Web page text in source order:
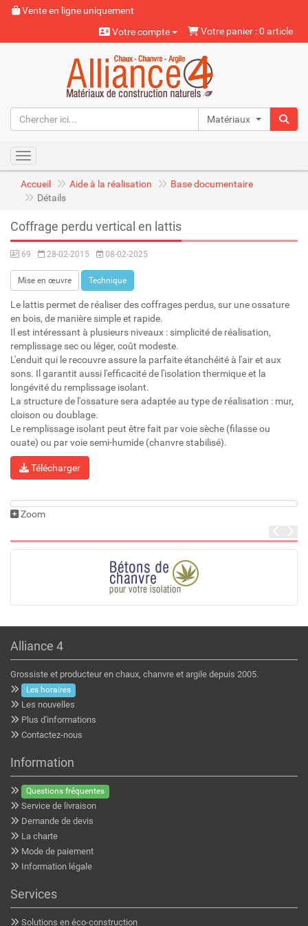
Vente en ligne uniquement
Votre compte
Votre panier : 0 article
Matériaux naturels
Toggle navigation
Accueil Aide à la réalisation
Base documentaire
Détails
Coffrage perdu vertical en lattis
69 28-02-2015 08-02-2025
Mise en œuvre Technique
Le lattis permet de réaliser des coffrages perdus, sur une ossature
en bois, de manière simple et rapide.
Il est intéressant à plusieurs niveaux : simplicité de réalisation,
remplissage sec ou léger, coût modeste.
L'enduit qui le recouvre assure la parfaite étanchéité à l'air et aux
sons. Il garantit aussi l'efficacité de l'isolation thermique et la
longévité du remplissage isolant.
La structure de l'ossature sera adaptée au type de réalisation : mur,
cloison ou doublage.
Le remplissage isolant peut être fait par voie sèche (filasse ou
ouate) ou par voie semi-humide (chanvre stabilisé).
Télécharger
Zoom
Alliance 4
Grossiste et producteur en chaux, chanvre et argile depuis 2005.
Les horaires
Les nouvelles
Plus d'informations
Contactez-nous
Information
Questions fréquentes
Service de livraison
Demande de devis
La charte
Mode de paiement
Information légale
Services
Solutions en éco-construction